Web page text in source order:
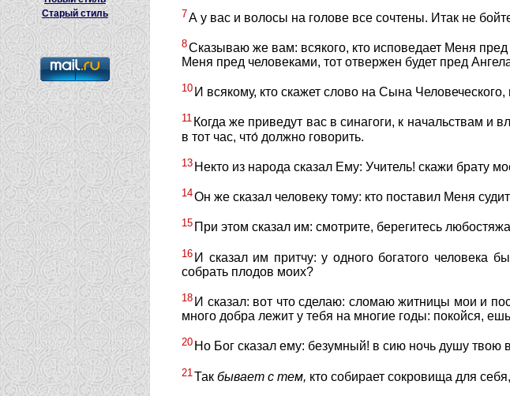
Старый стиль
7А у вас и волосы на голове все сочтены. Итак не
8Сказываю же вам: всякого, кто исповедает Меня
Меня пред человеками, тот отвержен будет пред
10 И всякому, кто скажет слово на Сына
11 Когда же приведут вас в синагоги, к начальствам и
в тот час, что́ должно говорить.
13 Некто из народа сказал Ему: Учитель! скажи брату
14Он же сказал человеку тому: кто поставил Меня
15 При этом сказал им: смотрите, берегитесь
16 И сказал им притчу: у одного богатого человека
собрать плодов моих?
18 И сказал: вот что сделаю: сломаю житницы мои и
много добра лежит у тебя на многие годы: покойся,
20 Но Бог сказал ему: безумный! в сию ночь душу твою
21 Так бывает с тем, кто собирает сокровища для